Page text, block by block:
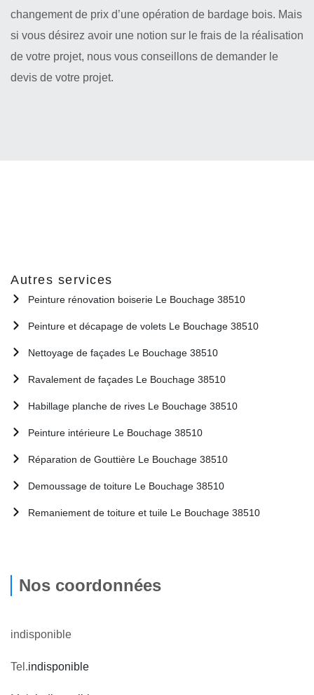
changement de prix d’une opération de bardage bois. Mais
si vous désirez avoir une notion sur le frais de la réalisation
de votre projet, nous vous conseillons de demander le
devis de votre projet.
Autres services
Peinture rénovation boiserie Le Bouchage 38510
Peinture et décapage de volets Le Bouchage 38510
Nettoyage de façades Le Bouchage 38510
Ravalement de façades Le Bouchage 38510
Habillage planche de rives Le Bouchage 38510
Peinture intérieure Le Bouchage 38510
Réparation de Gouttière Le Bouchage 38510
Demoussage de toiture Le Bouchage 38510
Remaniement de toiture et tuile Le Bouchage 38510
Nos coordonnées
indisponible
Tel.indisponible